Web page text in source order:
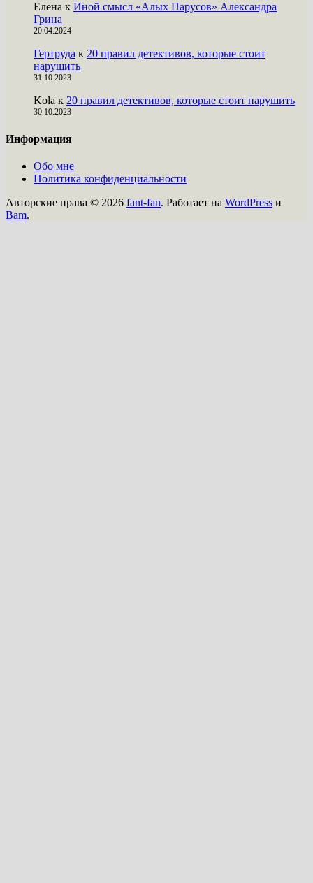
Елена к Иной смысл «Алых Парусов» Александра
Грина
20.04.2024
Гертруда к 20 правил детективов, которые стоит
нарушить
31.10.2023
Kola к 20 правил детективов, которые стоит нарушить
30.10.2023
Информация
Обо мне
Политика конфиденциальности
Авторские права © 2026 fant-fan. Работает на WordPress и
Bam.